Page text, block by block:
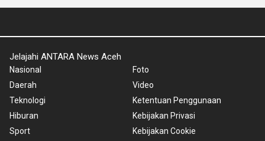
Jelajahi ANTARA News Aceh
Nasional
Daerah
Teknologi
Hiburan
Sport
Foto
Video
Ketentuan Penggunaan
Kebijakan Privasi
Kebijakan Cookie